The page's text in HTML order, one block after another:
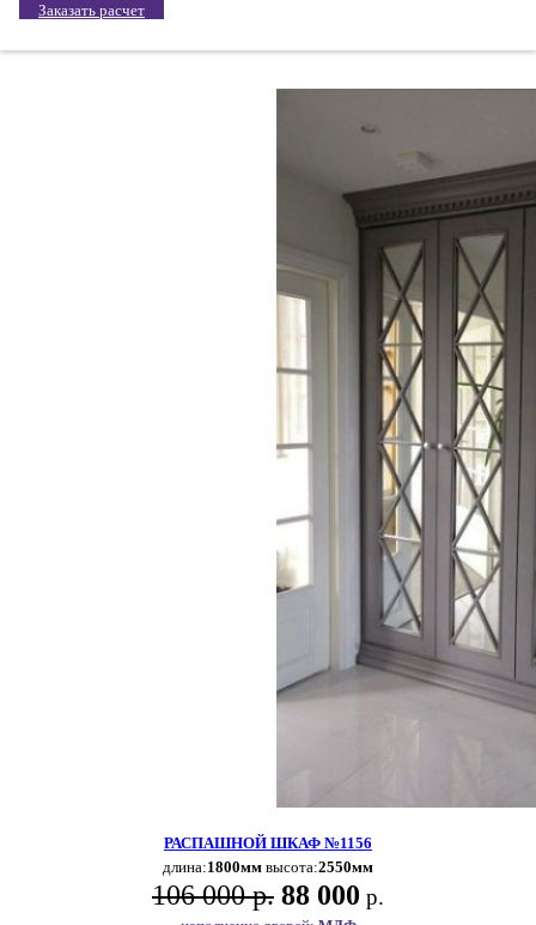
Заказать расчет
РАСПАШНОЙ ШКАФ №1156
длина:1800мм высота:2550мм
106 000 р. 88 000 р.